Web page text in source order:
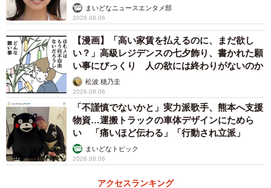
になったという。
今回、ラインナップに加わった新メニューは、この栽培
法を応用してつくられた無農薬の国産コーヒー。さらに、
この栽培法で栽培されると甘みや旨さが凝縮されるという
メリットがあるそうで、常務取締役の倉田光敏さんはこう
話す。
「この栽培法を用いて岡山県で無農薬コーヒーを生産し
ていることを知り、感銘を受けたのが始まり。岡山県まで
まいどなニュースエンタメ部
2026.08.06
【漫画】「高い家賃を払えるのに、まだ欲し
い？」高級レジデンスの七夕飾り、書かれた願
い事にびっくり 人の欲には終わりがないのか
松波 穂乃圭
2026.08.06
「不謹慎でないかと」実力派歌手、熊本へ支援
物資…運搬トラックの車体デザインにためら
い 「痛いほど伝わる」「行動され立派」
まいどなトピック
2026.08.06
アクセスランキング